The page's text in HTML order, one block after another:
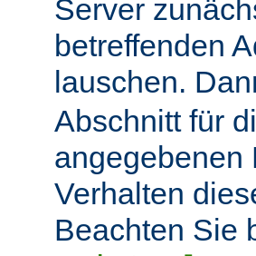
Server
betreffenden
lauschen.
Abschnitt für
angegebenen
Verhalten
Beachten Sie